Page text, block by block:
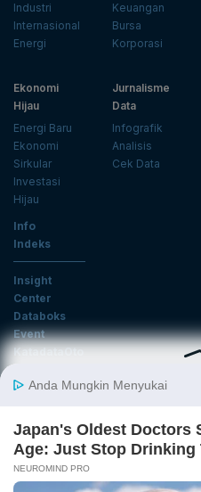
Industri
Internasional
Energi
Keuangan
Bursa
Korporasi
Ekonomi
Hijau
Energi Baru
Ekonomi
Sirkular
Investasi
Hijau
Jurnalisme
Data
Infografik
Analisis
Cek Data
Info
Indeks
Insight
Center
Databoks
Event
KatadataOto
Email